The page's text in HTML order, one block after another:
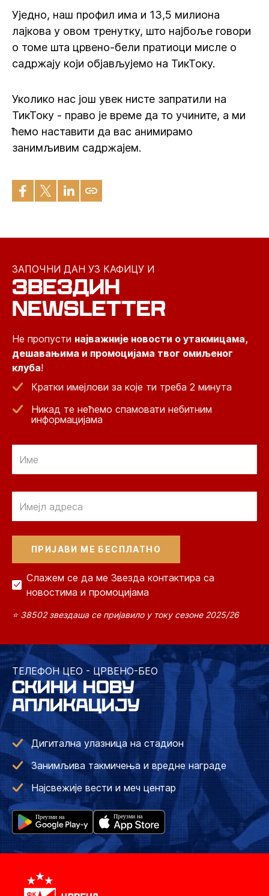
Уједно, наш профил има и 13,5 милиона
лајкова у овом тренутку, што најбоље говори
о томе шта црвено-бели пратиоци мисле о
садржају који објављујемо на ТикТоку.
Уколико нас још увек нисте запратили на
ТикТоку - право је време да то учините, а ми
ћемо наставити да вас анимирамо
занимљивим садржајем.
ЗАПОЧНИ ДАН УЗ КАФИЦУ И
ЗВЕЗДИН
NEWSLETTER
Не пропусти најважније новости о утакмицама,
дешавањима и промоцијама твог омиљеног
клуба!
Кратки имејлови за које ти треба 2 минута
Никад те нећемо спамовати небитним
информацијама
Слажем се да ме Звезда контактира са
новостима и промоцијама
⭐ 38502 звездаша се пријавило у току сезоне 2025/26
ТЕЛЕФОН ЦЕО - ЦРВЕНО-БЕО
СКИНИ НОВУ
АПЛИКАЦИЈУ
Дигитална улазница на стадион
Занимљива такмичења и вредне награде
Најсвежије вести и меч центар